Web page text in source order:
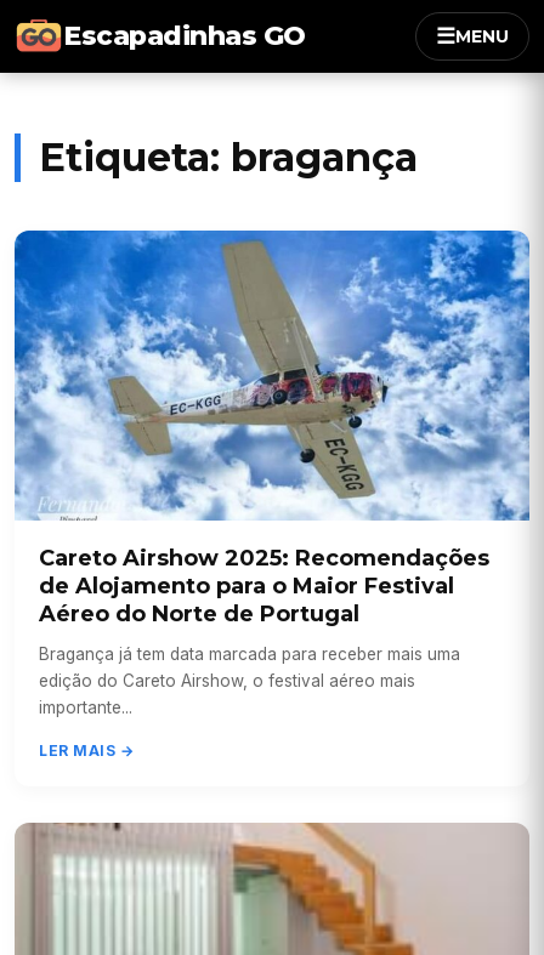
Escapadinhas GO ☰MENU
Etiqueta: bragança
Careto Airshow 2025: Recomendações
de Alojamento para o Maior Festival
Aéreo do Norte de Portugal
Bragança já tem data marcada para receber mais uma
edição do Careto Airshow, o festival aéreo mais
importante...
LER MAIS →